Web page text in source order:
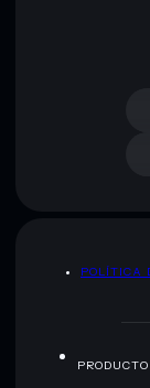
POLÍTICA
PRODUCTO